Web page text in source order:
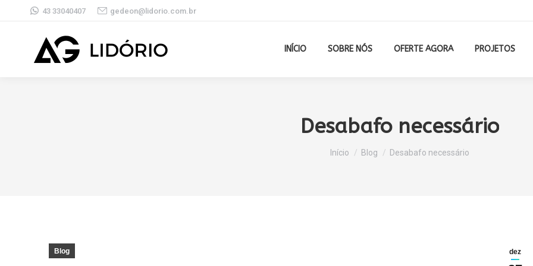
43 33040407 gedeon@lidorio.com.br
INÍCIO SOBRE NÓS OFERTE AGORA PROJETOS
Desabafo necessário
Você está aqui:
Início Blog Desabafo necessário
dez
Blog